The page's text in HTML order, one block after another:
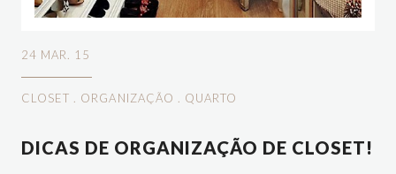
24 MAR. 15
CLOSET ORGANIZAÇÃO QUARTO
DICAS DE ORGANIZAÇÃO DE CLOSET!